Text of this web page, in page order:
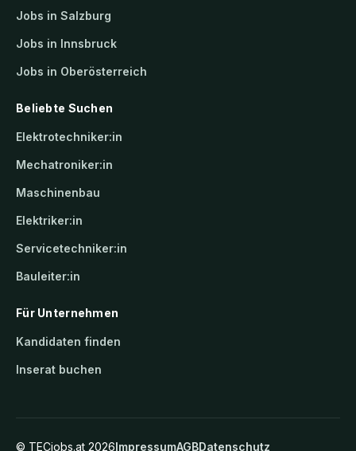
Jobs in Salzburg
Jobs in Innsbruck
Jobs in Oberösterreich
Beliebte Suchen
Elektrotechniker:in
Mechatroniker:in
Maschinenbau
Elektriker:in
Servicetechniker:in
Bauleiter:in
Für Unternehmen
Kandidaten finden
Inserat buchen
© TECjobs.at 2026ImpressumAGBDatenschutz